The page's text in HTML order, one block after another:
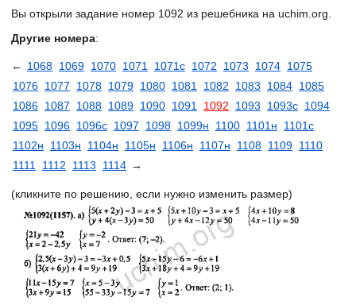
Вы открыли задание номер 1092 из решебника на uchim.org.
Другие номера:
← 1068 1069 1070 1071 1071с 1072 1073 1074 1075
1076 1077 1078 1079 1080 1081 1082 1083 1084 1085
1086 1087 1088 1089 1090 1091 1092 1093 1093с 1094
1095 1096 1096с 1097 1098 1099н 1100 1101н
1101с
1102н
1103н 1104н 1105н 1106н 1107н 1108 1109 1110
1111
1112 1113 1114 →
(кликните по решению, если нужно изменить размер)